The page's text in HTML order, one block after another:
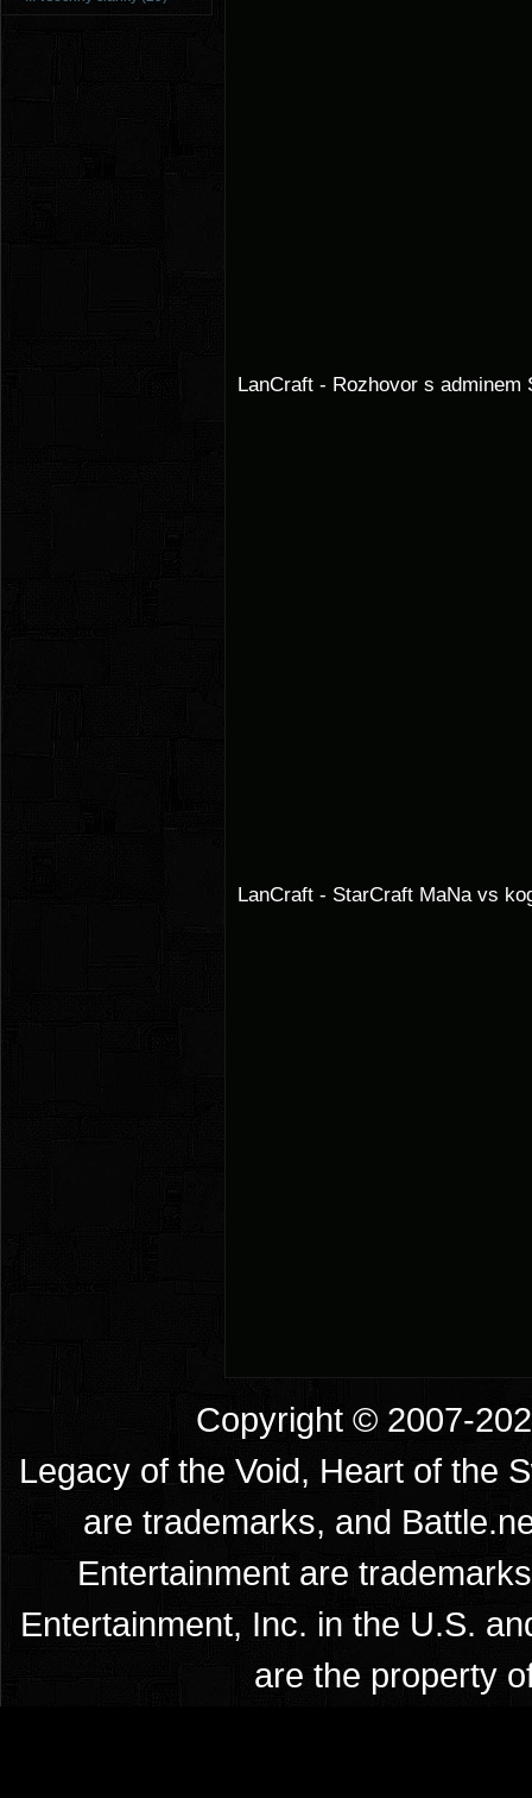
LanCraft - Rozhovor s
LanCraft - StarCraft MaNa vs
Copyright © 2007-
Legacy of the Void, Heart of the
are trademarks, and
Entertainment are
Entertainment, Inc. in the U.S.
are the property